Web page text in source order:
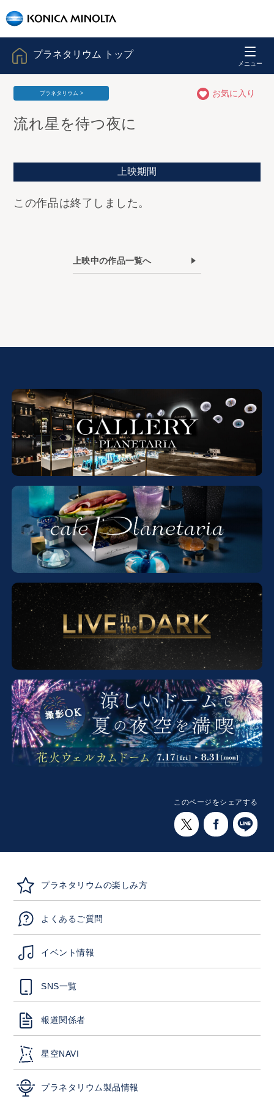
プラネタリウム トップ
プラネタリウム > お気に入り
流れ星を待つ夜に
上映期間
この作品は終了しました。
上映中の作品一覧へ
このページをシェアする
プラネタリウムの楽しみ方
よくあるご質問
イベント情報
SNS一覧
報道関係者
星空NAVI
プラネタリウム製品情報